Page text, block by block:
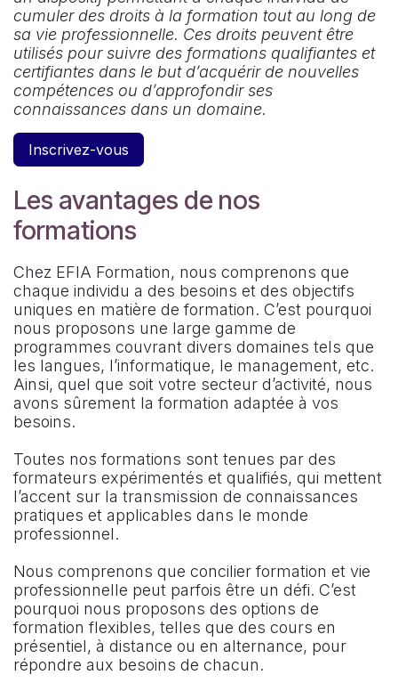
cumuler des droits à la formation tout au long de
sa vie professionnelle. Ces droits peuvent être
utilisés pour suivre des formations qualifiantes et
certifiantes dans le but d’acquérir de nouvelles
compétences ou d’approfondir ses
connaissances dans un domaine.
Inscrivez-vous
Les avantages de nos
formations
Chez EFIA Formation, nous comprenons que
chaque individu a des besoins et des objectifs
uniques en matière de formation. C’est pourquoi
nous proposons une large gamme de
programmes couvrant divers domaines tels que
les langues, l’informatique, le management, etc.
Ainsi, quel que soit votre secteur d’activité, nous
avons sûrement la formation adaptée à vos
besoins.
Toutes nos formations sont tenues par des
formateurs expérimentés et qualifiés, qui mettent
l’accent sur la transmission de connaissances
pratiques et applicables dans le monde
professionnel.
Nous comprenons que concilier formation et vie
professionnelle peut parfois être un défi. C’est
pourquoi nous proposons des options de
formation flexibles, telles que des cours en
présentiel, à distance ou en alternance, pour
répondre aux besoins de chacun.